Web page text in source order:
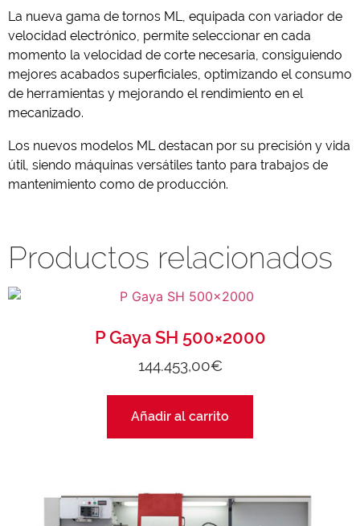
La nueva gama de tornos ML, equipada con variador de
velocidad electrónico, permite seleccionar en cada
momento la velocidad de corte necesaria, consiguiendo
mejores acabados superficiales, optimizando el consumo
de herramientas y mejorando el rendimiento en el
mecanizado.
Los nuevos modelos ML destacan por su precisión y vida
útil, siendo máquinas versátiles tanto para trabajos de
mantenimiento como de producción.
Productos relacionados
P Gaya SH 500×2000
144.453,00€
Añadir al carrito